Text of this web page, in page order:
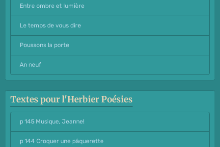
Entre ombre et lumière
Le temps de vous dire
Poussons la porte
An neuf
Textes pour l'Herbier Poésies
p 145 Musique, Jeanne!
p 144 Croquer une pâquerette